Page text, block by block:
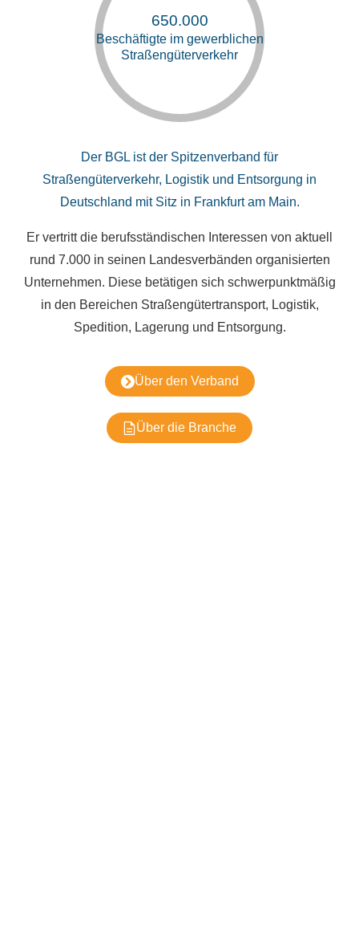
650.000
Beschäftigte im gewerblichen
Straßengüterverkehr
Der BGL ist der Spitzenverband für
Straßengüterverkehr, Logistik und Entsorgung in
Deutschland mit Sitz in Frankfurt am Main.
Er vertritt die berufsständischen Interessen von aktuell
rund 7.000 in seinen Landesverbänden organisierten
Unternehmen. Diese betätigen sich schwerpunktmäßig
in den Bereichen Straßengütertransport, Logistik,
Spedition, Lagerung und Entsorgung.
Über den Verband
Über die Branche